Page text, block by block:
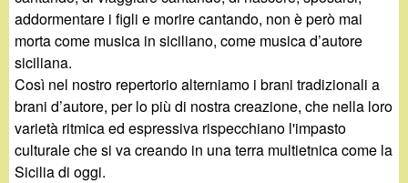
addormentare i figli e morire cantando, non è però mai
morta come musica in siciliano, come musica d’autore
siciliana.
Così nel nostro repertorio alterniamo i brani tradizionali a
brani d’autore, per lo più di nostra creazione, che nella loro
varietà ritmica ed espressiva rispecchiano l'impasto
culturale che si va creando in una terra multietnica come la
Sicilia di oggi.